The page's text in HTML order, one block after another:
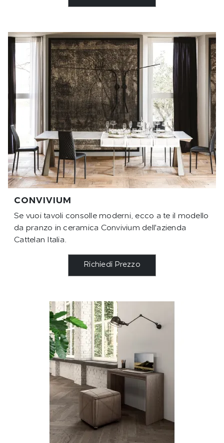
CONVIVIUM
Se vuoi tavoli consolle moderni, ecco a te il modello
da pranzo in ceramica Convivium dell'azienda
Cattelan Italia.
Richiedi Prezzo